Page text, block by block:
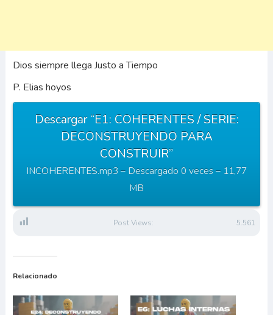
Dios siempre llega Justo a Tiempo
P. Elias hoyos
Descargar “E1: COHERENTES / SERIE:
DECONSTRUYENDO PARA
CONSTRUIR”
INCOHERENTES.mp3 – Descargado 0 veces – 11,77
MB
Post Views: 5.561
Relacionado